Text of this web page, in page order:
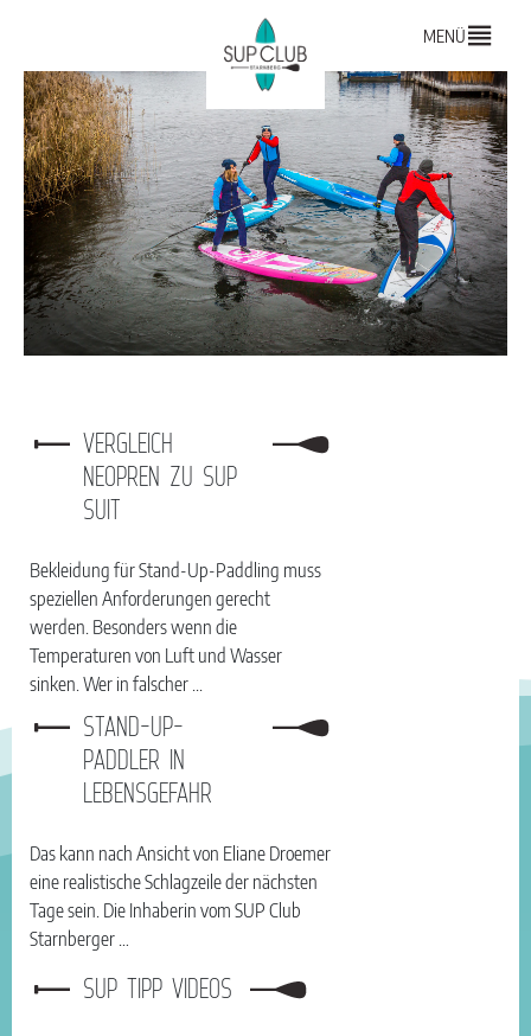
MENÜ
VERGLEICH
NEOPREN ZU SUP
SUIT
Bekleidung für Stand-Up-Paddling muss
speziellen Anforderungen gerecht
werden. Besonders wenn die
Temperaturen von Luft und Wasser
sinken. Wer in falscher ...
STAND-UP-
PADDLER IN
LEBENSGEFAHR
Das kann nach Ansicht von Eliane Droemer
eine realistische Schlagzeile der nächsten
Tage sein. Die Inhaberin vom SUP Club
Starnberger …
SUP TIPP VIDEOS